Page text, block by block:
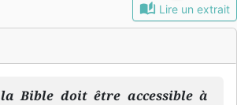
auto_stories Lire un extrait
Bible doit être accessible à